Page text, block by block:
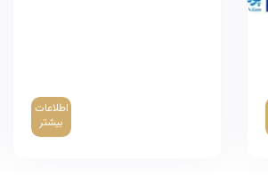
اطلاعات
بیشتر